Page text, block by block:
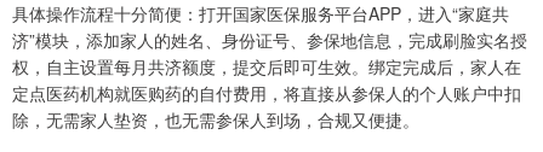
具体操作流程十分简便：打开国家医保服务平台APP，进入“家庭共
济”模块，添加家人的姓名、身份证号、参保地信息，完成刷脸实名授
权，自主设置每月共济额度，提交后即可生效。绑定完成后，家人在
定点医药机构就医购药的自付费用，将直接从参保人的个人账户中扣
除，无需家人垫资，也无需参保人到场，合规又便捷。